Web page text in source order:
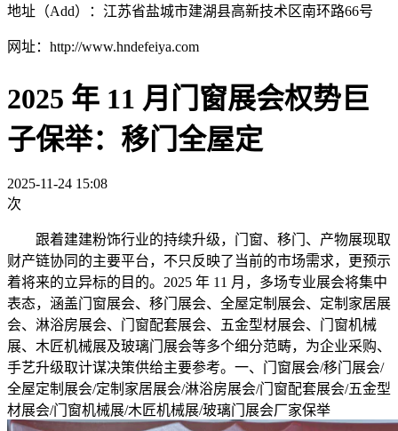
地址（Add）：江苏省盐城市建湖县高新技术区南环路66号
网址：http://www.hndefeiya.com
2025 年 11 月门窗展会权势巨
子保举：移门全屋定
2025-11-24 15:08
次
跟着建建粉饰行业的持续升级，门窗、移门、产物展现取
财产链协同的主要平台，不只反映了当前的市场需求，更预示
着将来的立异标的目的。2025 年 11 月，多场专业展会将集中
表态，涵盖门窗展会、移门展会、全屋定制展会、定制家居展
会、淋浴房展会、门窗配套展会、五金型材展会、门窗机械
展、木匠机械展及玻璃门展会等多个细分范畴，为企业采购、
手艺升级取计谋决策供给主要参考。一、门窗展会/移门展会/
全屋定制展会/定制家居展会/淋浴房展会/门窗配套展会/五金型
材展会/门窗机械展/木匠机械展/玻璃门展会厂家保举